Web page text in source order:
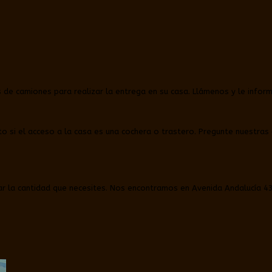
camiones para realizar la entrega en su casa. Llámenos y le
el acceso a la casa es una cochera o trastero. Pregunte nuestras
cantidad que necesites. Nos encontramos en Avenida Andalucía